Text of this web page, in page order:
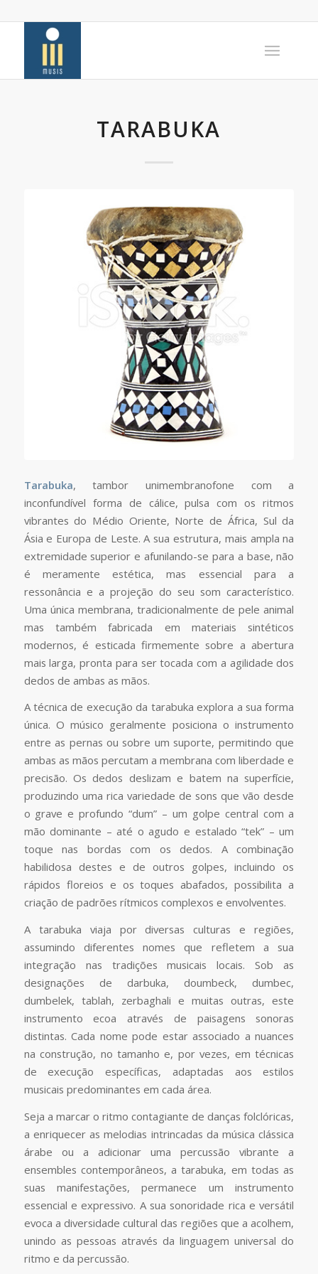
TARABUKA
Tarabuka, tambor unimembranofone com a
inconfundível forma de cálice, pulsa com os ritmos
vibrantes do Médio Oriente, Norte de África, Sul da
Ásia e Europa de Leste. A sua estrutura, mais ampla na
extremidade superior e afunilando-se para a base, não
é meramente estética, mas essencial para a
ressonância e a projeção do seu som característico.
Uma única membrana, tradicionalmente de pele animal
mas também fabricada em materiais sintéticos
modernos, é esticada firmemente sobre a abertura
mais larga, pronta para ser tocada com a agilidade dos
dedos de ambas as mãos.
A técnica de execução da tarabuka explora a sua forma
única. O músico geralmente posiciona o instrumento
entre as pernas ou sobre um suporte, permitindo que
ambas as mãos percutam a membrana com liberdade e
precisão. Os dedos deslizam e batem na superfície,
produzindo uma rica variedade de sons que vão desde
o grave e profundo “dum” – um golpe central com a
mão dominante – até o agudo e estalado “tek” – um
toque nas bordas com os dedos. A combinação
habilidosa destes e de outros golpes, incluindo os
rápidos floreios e os toques abafados, possibilita a
criação de padrões rítmicos complexos e envolventes.
A tarabuka viaja por diversas culturas e regiões,
assumindo diferentes nomes que refletem a sua
integração nas tradições musicais locais. Sob as
designações de darbuka, doumbeck, dumbec,
dumbelek, tablah, zerbaghali e muitas outras, este
instrumento ecoa através de paisagens sonoras
distintas. Cada nome pode estar associado a nuances
na construção, no tamanho e, por vezes, em técnicas
de execução específicas, adaptadas aos estilos
musicais predominantes em cada área.
Seja a marcar o ritmo contagiante de danças folclóricas,
a enriquecer as melodias intrincadas da música clássica
árabe ou a adicionar uma percussão vibrante a
ensembles contemporâneos, a tarabuka, em todas as
suas manifestações, permanece um instrumento
essencial e expressivo. A sua sonoridade rica e versátil
evoca a diversidade cultural das regiões que a acolhem,
unindo as pessoas através da linguagem universal do
ritmo e da percussão.